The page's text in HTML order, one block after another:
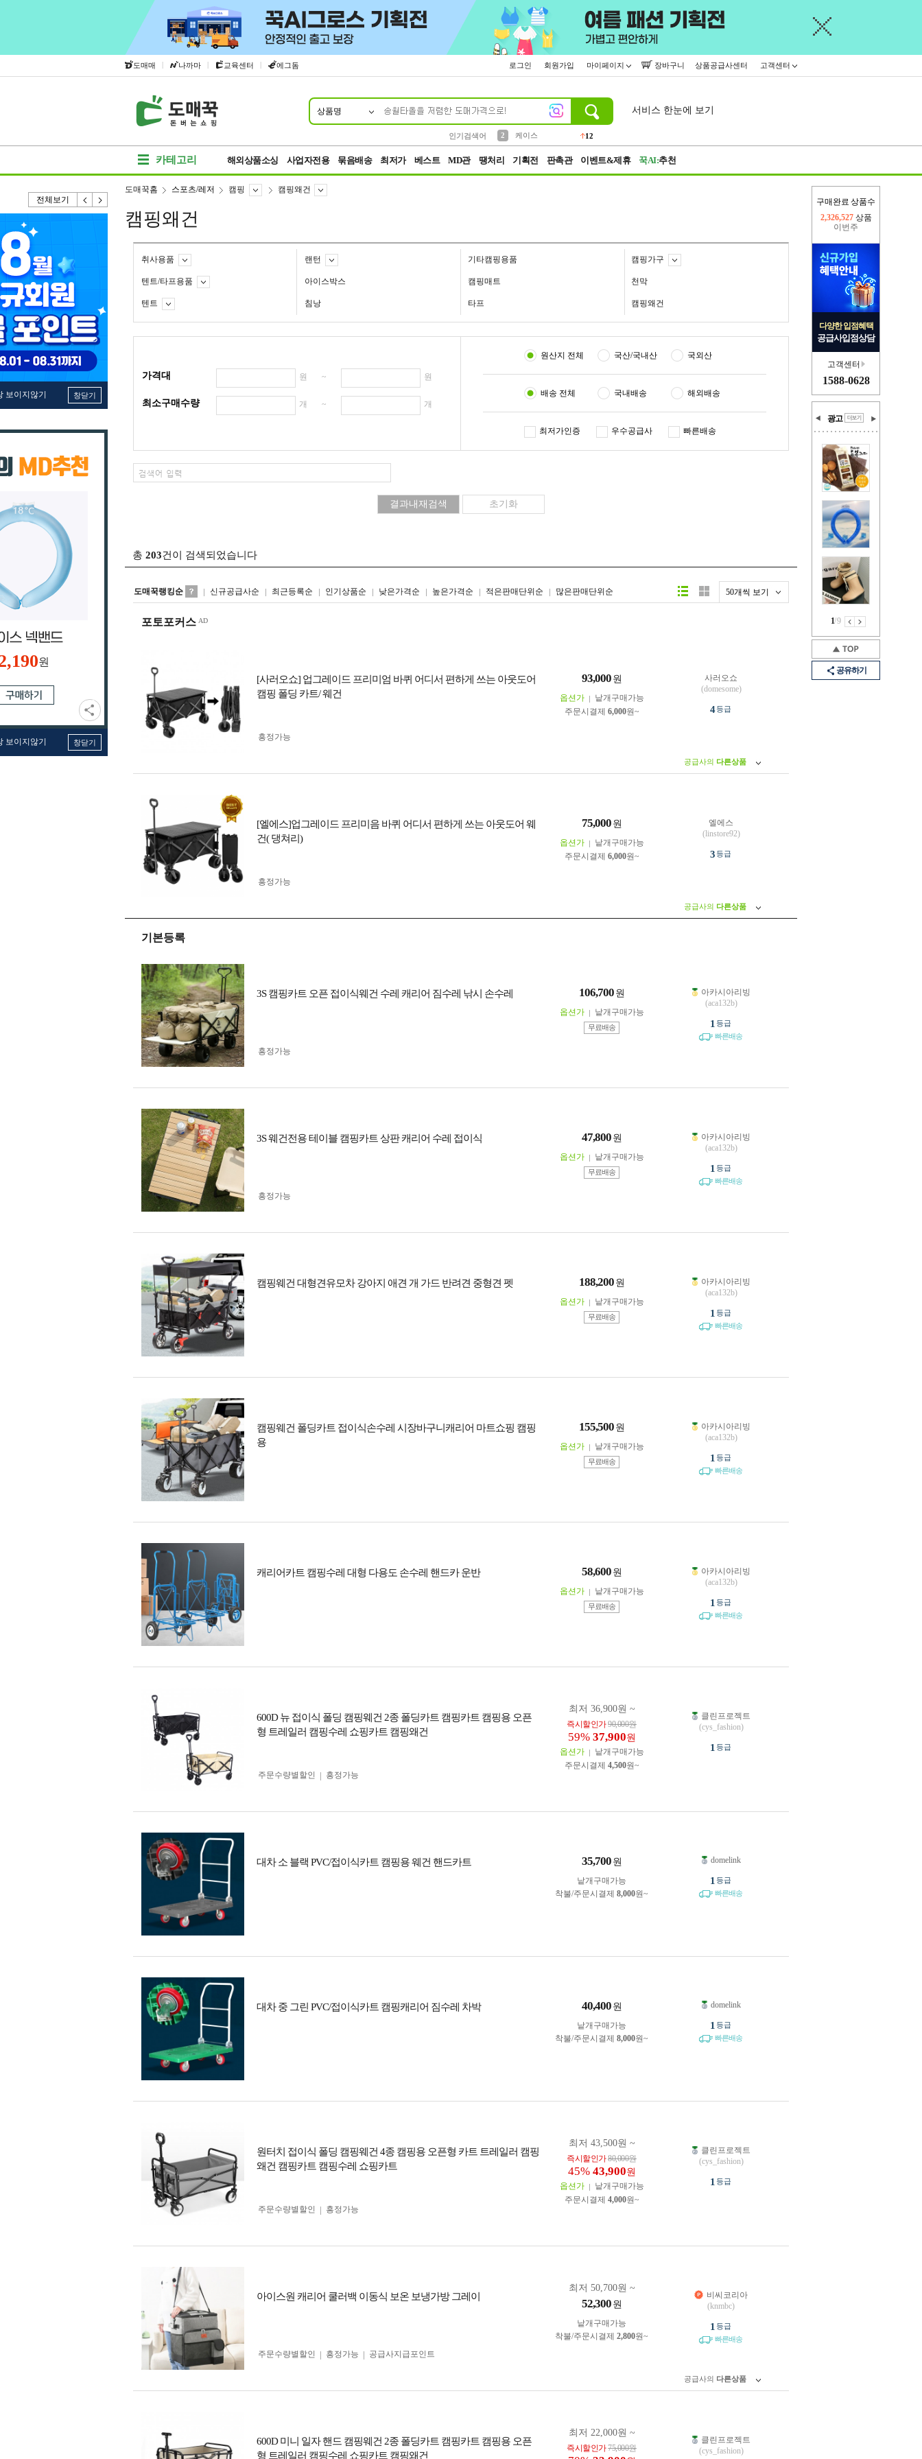
도매매 | 나까마 | 교육센터 | 에그돔 로그인 회원가입 마이페이지 장바구니 상품공급사센터 고객센터
상품명
인기검색어
2
케이스
12
서비스 한눈에 보기
카테고리 해외상품소싱 사업자전용 묶음배송 최저가 베스트 MD관 땡처리 기획전 판촉관 이벤트&제휴 꾹AI:추천
전체보기
보이지않기 창닫기
원
보이지않기 창닫기
구매완료 상품수
이번주
2,302,757상품
다양한 입점혜택
공급사입점상담
고객센터
1588-0628
광고
1/9
공유하기
도매꾹홈 스포츠/레저 캠핑 캠핑왜건
캠핑왜건
취사용품 랜턴 기타캠핑용품 캠핑가구
텐트/타프용품 아이스박스 캠핑매트 천막
텐트 침낭 타프 캠핑왜건
가격대 원 ~ 원
최소구매수량 개 ~ 개
원산지 전체 국산/국내산 국외산
배송 전체 국내배송 해외배송
최저가인증 우수공급사 빠른배송
총 203건이 검색되었습니다
도매꾹랭킹순 신규공급사순 최근등록순 인기상품순 낮은가격순 높은가격순 적은판매단위순 많은판매단위순 50개씩 보기
리스트형갤러리형
포토포커스
[사러오쇼] 업그레이드 프리미엄 바퀴 어디서 편하게 쓰는 아웃도어
캠핑 폴딩 카트/ 웨건
93,000 원
옵션가
낱개구매가능
주문시결제 6,000원~
흥정가능
사러오쇼
(domesome)
4등급
공급사의 다른상품
[엘에스]업그레이드 프리미음 바퀴 어디서 편하게 쓰는 아웃도어 웨
건( 댕쳐리)
75,000 원
옵션가
낱개구매가능
주문시결제 6,000원~
흥정가능
엘에스
(linstore92)
3등급
공급사의 다른상품
기본등록
3S 캠핑카트 오픈 접이식웨건 수레 캐리어 짐수레 낚시 손수레 106,700 원
옵션가 낱개구매가능
무료배송
흥정가능
아카시아리빙
(aca132b)
1 등급
빠른배송
3S 웨건전용 테이블 캠핑카트 상판 캐리어 수레 접이식 47,800 원
옵션가 낱개구매가능
무료배송
흥정가능
아카시아리빙
(aca132b)
1 등급
빠른배송
캠핑웨건 대형견유모차 강아지 애견 개 가드 반려견 중형견 펫 188,200 원
옵션가 낱개구매가능
무료배송
아카시아리빙
(aca132b)
1 등급
빠른배송
캠핑웨건 폴딩카트 접이식손수레 시장바구니캐리어 마트쇼핑 캠핑
용
155,500 원
옵션가 낱개구매가능
무료배송
아카시아리빙
(aca132b)
1 등급
빠른배송
캐리어카트 캠핑수레 대형 다용도 손수레 핸드카 운반 58,600 원
옵션가 낱개구매가능
무료배송
아카시아리빙
(aca132b)
1 등급
빠른배송
600D 뉴 접이식 폴딩 캠핑웨건 2종 폴딩카트 캠핑카트 캠핑용 오픈
형 트레일러 캠핑수레 쇼핑카트 캠핑왜건
최저 36,900원 ~
즉시할인가90,000원
59% 37,900원
옵션가
낱개구매가능
주문시결제 4,500원~
주문수량별할인
흥정가능
클린프로젝트
(cys_fashion)
1 등급
대차 소 블랙 PVC/접이식카트 캠핑용 웨건 핸드카트 35,700 원
낱개구매가능
착불/주문시결제 8,000원~
domelink
1 등급
빠른배송
대차 중 그린 PVC/접이식카트 캠핑캐리어 짐수레 차박 40,400 원
낱개구매가능
착불/주문시결제 8,000원~
domelink
1 등급
빠른배송
원터치 접이식 폴딩 캠핑웨건 4종 캠핑용 오픈형 카트 트레일러 캠핑
왜건 캠핑카트 캠핑수레 쇼핑카트
최저 43,500원 ~
즉시할인가80,000원
45% 43,900원
옵션가
낱개구매가능
주문시결제 4,000원~
주문수량별할인
흥정가능
클린프로젝트
(cys_fashion)
1 등급
아이스원 캐리어 쿨러백 이동식 보온 보냉가방 그레이
최저 50,700원 ~
52,300 원
낱개구매가능
착불/주문시결제 2,800원~
주문수량별할인
흥정가능 공급사지급포인트
비씨코리아
(knmbc)
1 등급
빠른배송
공급사의 다른상품
600D 미니 일자 핸드 캠핑웨건 2종 폴딩카트 캠핑카트 캠핑용 오픈
형 트레일러 캠핑수레 쇼핑카트 캠핑왜건
최저 22,000원 ~
즉시할인가75,000원
클린프로젝트
(cys_fashion)